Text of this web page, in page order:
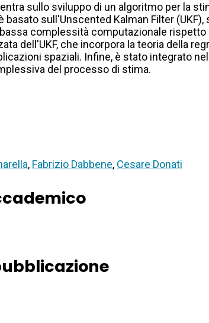
sullo sviluppo di un algoritmo per la
basato sull'Unscented Kalman Filter
complessità computazionale
dell'UKF, che incorpora la teoria della
spaziali. Infine, è stato integrato
del processo di stima.
, Fabrizio Dabbene, Cesare Donati